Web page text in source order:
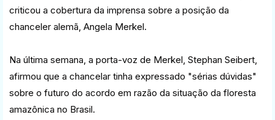
criticou a cobertura da imprensa sobre a posição da
chanceler alemã, Angela Merkel.
Na última semana, a porta-voz de Merkel, Stephan Seibert,
afirmou que a chancelar tinha expressado "sérias dúvidas"
sobre o futuro do acordo em razão da situação da floresta
amazônica no Brasil.